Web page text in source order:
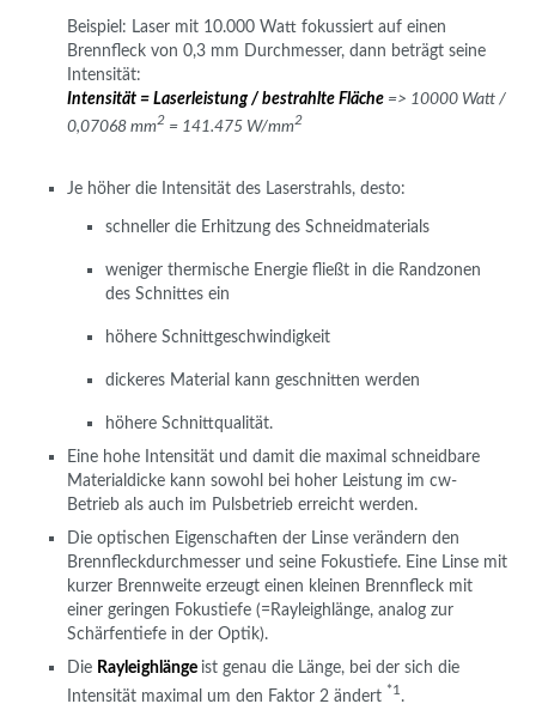
Beispiel: Laser mit 10.000 Watt fokussiert auf einen
Brennfleck von 0,3 mm Durchmesser, dann beträgt seine
Intensität:
Intensität = Laserleistung / bestrahlte Fläche => 10000 Watt /
0,07068 mm2 = 141.475 W/mm2
Je höher die Intensität des Laserstrahls, desto:
schneller die Erhitzung des Schneidmaterials
weniger thermische Energie fließt in die Randzonen
des Schnittes ein
höhere Schnittgeschwindigkeit
dickeres Material kann geschnitten werden
höhere Schnittqualität.
Eine hohe Intensität und damit die maximal schneidbare
Materialdicke kann sowohl bei hoher Leistung im cw-
Betrieb als auch im Pulsbetrieb erreicht werden.
Die optischen Eigenschaften der Linse verändern den
Brennfleckdurchmesser und seine Fokustiefe. Eine Linse mit
kurzer Brennweite erzeugt einen kleinen Brennfleck mit
einer geringen Fokustiefe (=Rayleighlänge, analog zur
Schärfentiefe in der Optik).
Die Rayleighlänge ist genau die Länge, bei der sich die
Intensität maximal um den Faktor 2 ändert *1 .